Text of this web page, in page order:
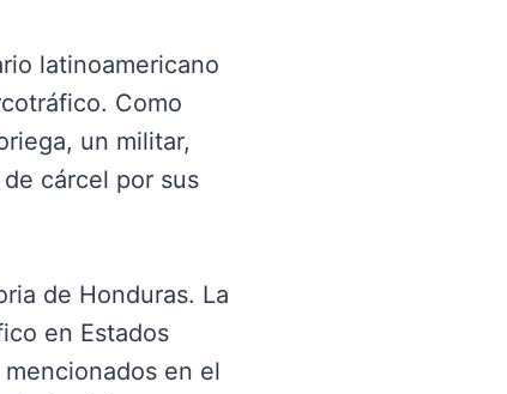
latinoamericano
Como
un militar,
cárcel por sus
de Honduras. La
en Estados
en el